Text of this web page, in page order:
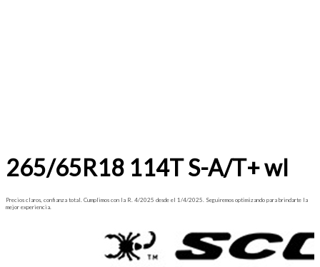
265/65R18 114T S-A/T+ wl
Precios claros, confianza total. Cumplimos con la R. 4/2025 desde el 1/4/2025. Seguiremos optimizando para brindarte la
mejor experiencia.